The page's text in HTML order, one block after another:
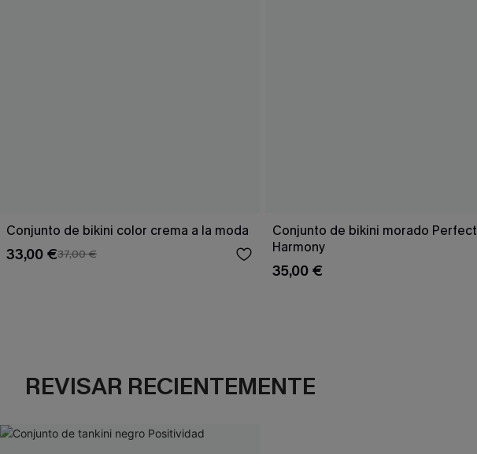
Conjunto de bikini color crema a la moda
33,00 €37,00 €
Conjunto de bikini morado Perfect
Harmony
35,00 €
REVISAR RECIENTEMENTE